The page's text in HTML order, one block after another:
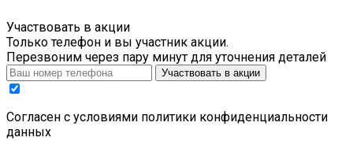
Участвовать в акции
Только телефон и вы участник акции.
Перезвоним через пару минут для уточнения деталей
Участвовать в акции
Cогласен с условиями политики конфиденциальности
данных